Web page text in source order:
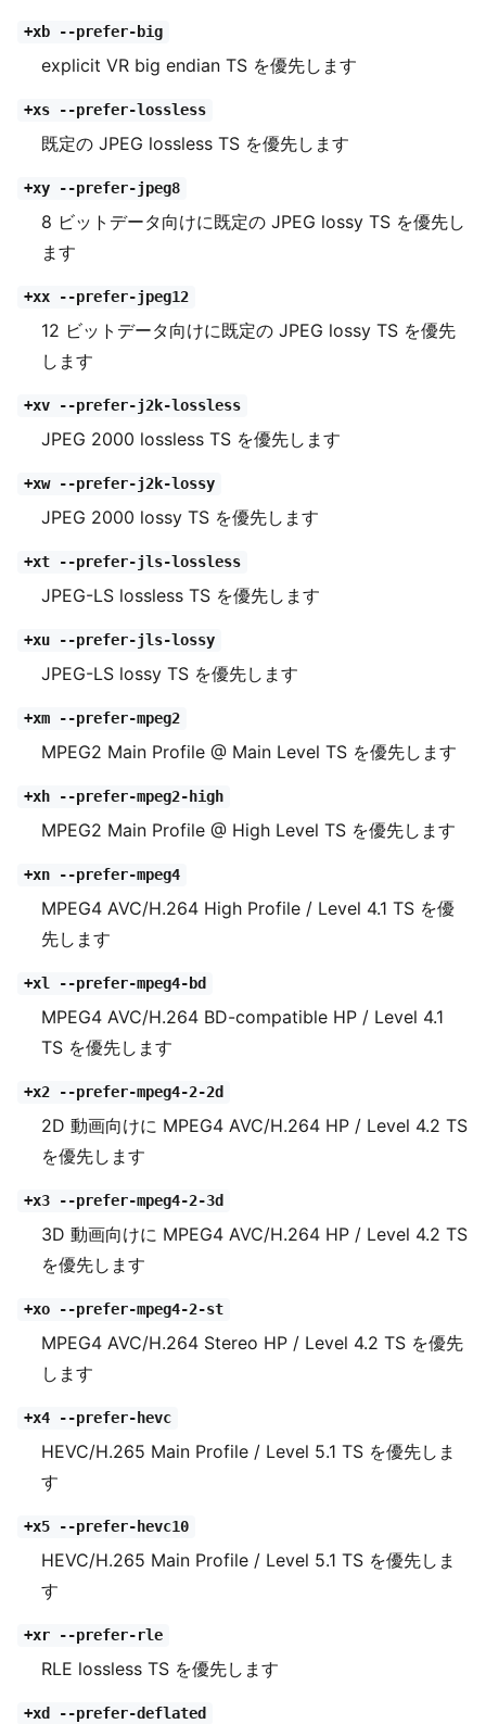
+xb --prefer-big
explicit VR big endian TS を優先します
+xs --prefer-lossless
既定の JPEG lossless TS を優先します
+xy --prefer-jpeg8
8 ビットデータ向けに既定の JPEG lossy TS を優先し
ます
+xx --prefer-jpeg12
12 ビットデータ向けに既定の JPEG lossy TS を優先
します
+xv --prefer-j2k-lossless
JPEG 2000 lossless TS を優先します
+xw --prefer-j2k-lossy
JPEG 2000 lossy TS を優先します
+xt --prefer-jls-lossless
JPEG-LS lossless TS を優先します
+xu --prefer-jls-lossy
JPEG-LS lossy TS を優先します
+xm --prefer-mpeg2
MPEG2 Main Profile @ Main Level TS を優先します
+xh --prefer-mpeg2-high
MPEG2 Main Profile @ High Level TS を優先します
+xn --prefer-mpeg4
MPEG4 AVC/H.264 High Profile / Level 4.1 TS を優
先します
+xl --prefer-mpeg4-bd
MPEG4 AVC/H.264 BD-compatible HP / Level 4.1
TS を優先します
+x2 --prefer-mpeg4-2-2d
2D 動画向けに MPEG4 AVC/H.264 HP / Level 4.2 TS
を優先します
+x3 --prefer-mpeg4-2-3d
3D 動画向けに MPEG4 AVC/H.264 HP / Level 4.2 TS
を優先します
+xo --prefer-mpeg4-2-st
MPEG4 AVC/H.264 Stereo HP / Level 4.2 TS を優先
します
+x4 --prefer-hevc
HEVC/H.265 Main Profile / Level 5.1 TS を優先しま
す
+x5 --prefer-hevc10
HEVC/H.265 Main Profile / Level 5.1 TS を優先しま
す
+xr --prefer-rle
RLE lossless TS を優先します
+xd --prefer-deflated